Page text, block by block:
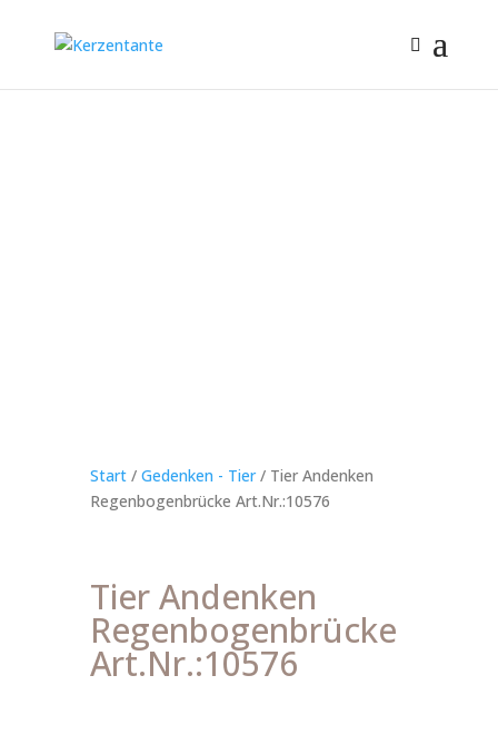
Start/ Gedenken - Tier/ Tier Andenken
Regenbogenbrücke Art.Nr.:10576
Tier Andenken
Regenbogenbrücke
Art.Nr.:10576